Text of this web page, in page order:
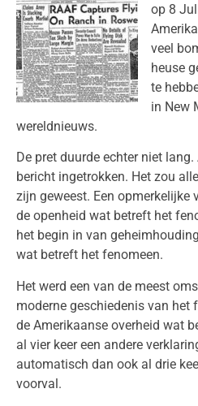
op 8
veel
heuse
te
in New
wereldnieuws.
De pret duurde echter niet
bericht ingetrokken. Het zou
zijn geweest. Een opmerkelijke
de openheid wat betreft het
het begin in van
wat betreft het fenomeen.
Het werd een van de meest
moderne geschiedenis van het
de Amerikaanse overheid wat
al vier keer een andere
automatisch dan ook al drie
voorval.